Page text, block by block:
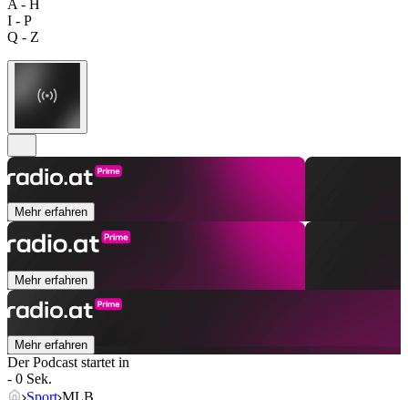
A - H
I - P
Q - Z
Mehr erfahren
Mehr erfahren
Mehr erfahren
Der Podcast startet in
- 0 Sek.